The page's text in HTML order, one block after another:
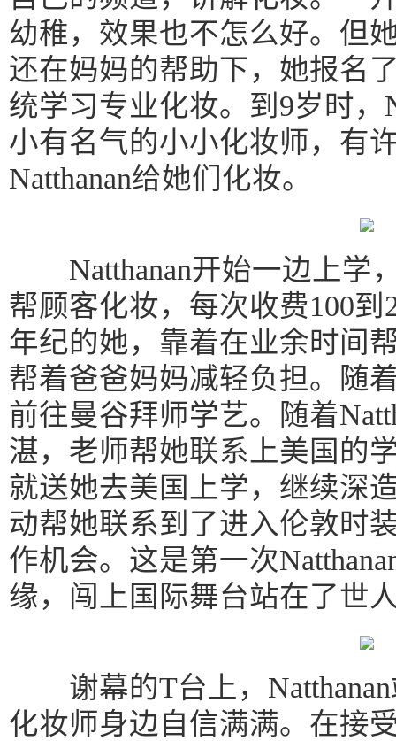
幼稚，效果也不怎么好。但
还在妈妈的帮助下，她报名
统学习专业化妆。到9岁时，
小有名气的小小化妆师，有
Natthanan给她们化妆。
Natthanan开始一边上学
帮顾客化妆，每次收费100
年纪的她，靠着在业余时间
帮着爸爸妈妈减轻负担。随
前往曼谷拜师学艺。随着
湛，老师帮她联系上美国的
就送她去美国上学，继续深
动帮她联系到了进入伦敦时
作机会。这是第一次
缘，闯上国际舞台站在了世
谢幕的T台上，Natthanan
化妆师身边自信满满。在接